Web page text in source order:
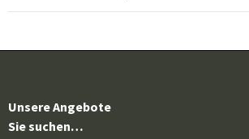
Unsere Angebote
Sie suchen…